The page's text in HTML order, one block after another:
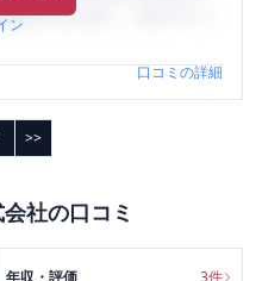
ン消するために、ぜひサイト
口コミの詳細
>>
社の口コミ
年収・評価 3件